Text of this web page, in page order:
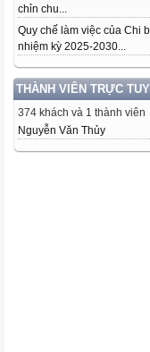
chỉn chu...
Quy chế làm việc của Chi
nhiệm kỳ 2025-2030...
THÀNH VIÊN TRỰC
374 khách và 1 thành viên
Nguyễn Văn Thủy